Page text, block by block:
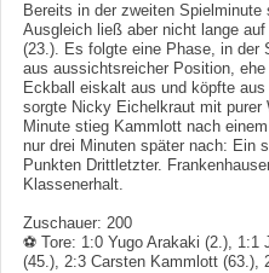
Bereits in der zweiten
Ausgleich ließ aber nicht lange
(23.). Es folgte eine Phase, in der
aus aussichtsreicher Position,
Eckball eiskalt aus und köpfte
sorgte Nicky Eichelkraut mit purer
Minute stieg Kammlott nach
nur drei Minuten später nach: Ein
Punkten Drittletzter.
Klassenerhalt.
Zuschauer: 200
⚽ Tore: 1:0 Yugo Arakaki (2.), 1:1
(45.), 2:3 Carsten Kammlott (63.),